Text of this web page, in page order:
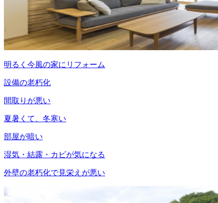
明るく今風の家にリフォーム
設備の老朽化
間取りが悪い
夏暑くて、冬寒い
部屋が暗い
湿気・結露・カビが気になる
外壁の老朽化で見栄えが悪い